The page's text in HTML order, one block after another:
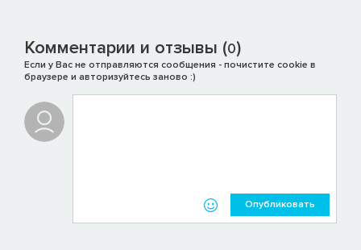
Комментарии и отзывы (0)
Если у Вас не отправляются сообщения - почистите cookie в
браузере и авторизуйтесь заново :)
Опубликовать